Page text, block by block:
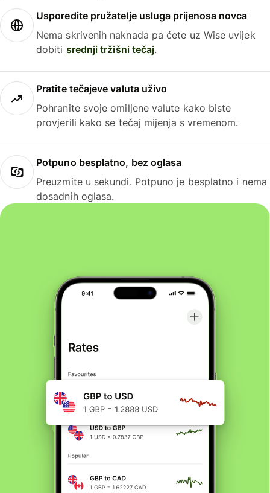
Usporedite pružatelje usluga prijenosa novca
Nema skrivenih naknada pa ćete uz Wise uvijek
dobiti srednji tržišni tečaj.
Pratite tečajeve valuta uživo
Pohranite svoje omiljene valute kako biste
provjerili kako se tečaj mijenja s vremenom.
Potpuno besplatno, bez oglasa
Preuzmite u sekundi. Potpuno je besplatno i nema
dosadnih oglasa.